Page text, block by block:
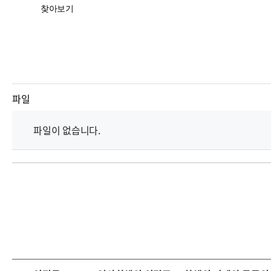
찾아보기
파일
파일이 없습니다.